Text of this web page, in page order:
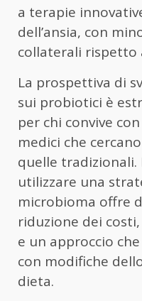
a terapie
dell’ansia, con
collaterali
La prospettiva di
sui probiotici è
per chi convive
medici che
quelle tradizionali.
utilizzare una
microbioma offre
riduzione dei
e un approccio
con modifiche
dieta.